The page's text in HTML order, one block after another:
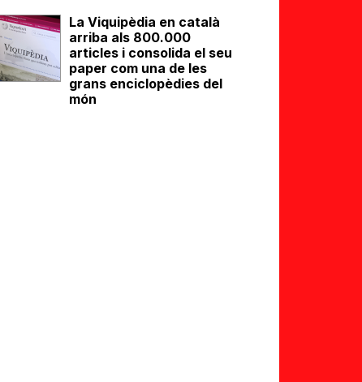
La Viquipèdia en català
arriba als 800.000
articles i consolida el seu
paper com una de les
grans enciclopèdies del
món